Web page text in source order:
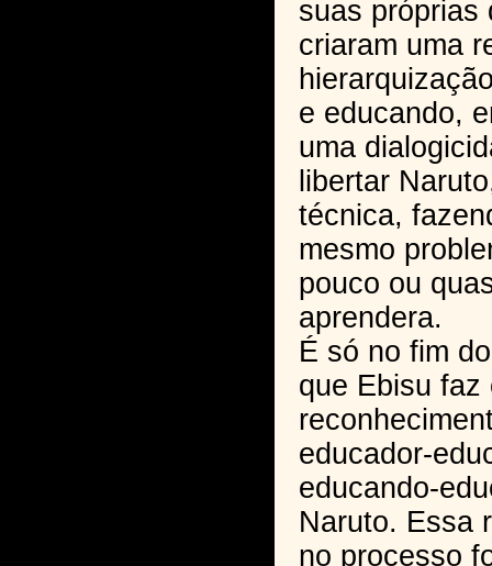
suas próprias
criaram uma
e educando,
uma
libertar
técnica,
mesmo
pouco ou
aprendera.
É só no fim
que Ebisu faz
educador-
educando-
Naruto. Essa
no processo